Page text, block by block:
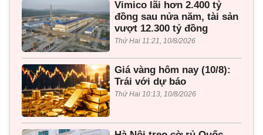
Vimico lãi hơn 2.400 tỷ
đồng sau nửa năm, tài sản
vượt 12.300 tỷ đồng
Thứ Hai 11:21, 10/8/2026
Giá vàng hôm nay (10/8):
Trái với dự báo
Thứ Hai 10:13, 10/8/2026